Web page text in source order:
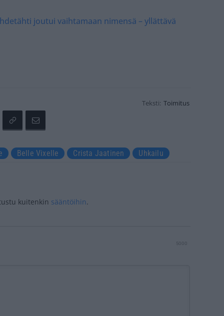
joutui vaihtamaan nimensä – yllättävä
Teksti: Toimitus
Belle Vixelle Crista Jaatinen Uhkailu
kuitenkin sääntöihin.
5000